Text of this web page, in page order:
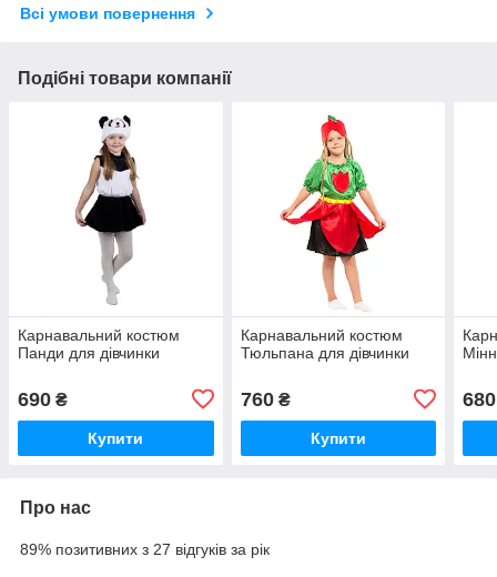
Всі умови повернення
Подібні товари компанії
Карнавальний костюм
Панди для дівчинки
690 ₴
Купити
Карнавальний костюм
Тюльпана для дівчинки
760₴
Купити
680
Про нас
89% позитивних з 27 відгуків за рік